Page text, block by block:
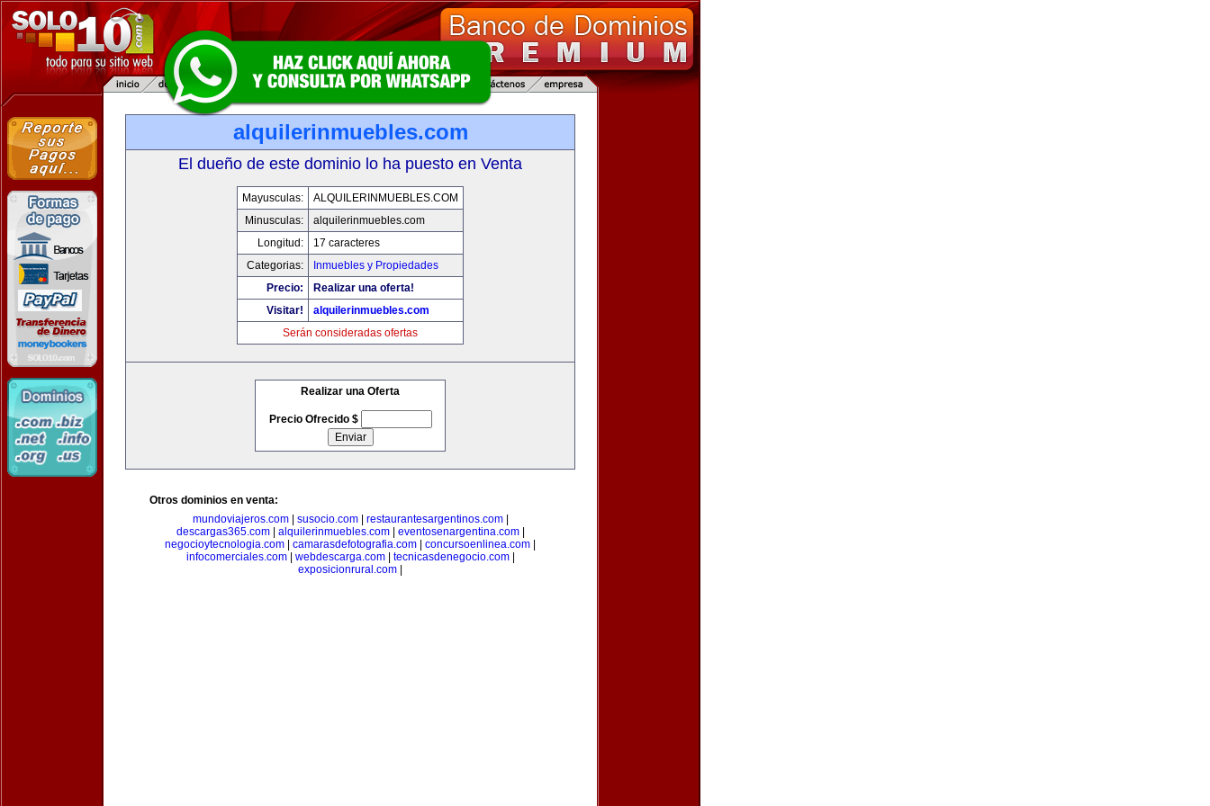
alquilerinmuebles.com
El dueño de este dominio lo ha puesto en Venta
Mayusculas:
ALQUILERINMUEBLES.COM
Minusculas:
alquilerinmuebles.com
Longitud:
17 caracteres
Categorias:
Inmuebles y Propiedades
Precio:
Realizar una oferta!
Visitar!
alquilerinmuebles.com
Serán consideradas ofertas
Realizar una Oferta
Precio Ofrecido $
Otros dominios en venta:
mundoviajeros.com| susocio.com| restaurantesargentinos.com|
descargas365.com| alquilerinmuebles.com| eventosenargentina.com|
negocioytecnologia.com
camarasdefotografia.com concursoenlinea.com
infocomerciales.com| webdescarga.com| tecnicasdenegocio.com|
exposicionrural.com